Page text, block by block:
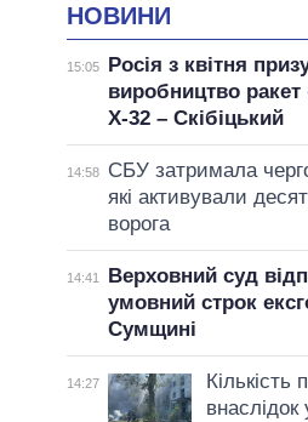
НОВИНИ
15:05
Росія з квітня
виробництво
Х-32 – Скібіцький
14:58
СБУ затримала
які активували
ворога
14:41
Верховний суд
умовний строк
Сумщині
14:27
внаслідок